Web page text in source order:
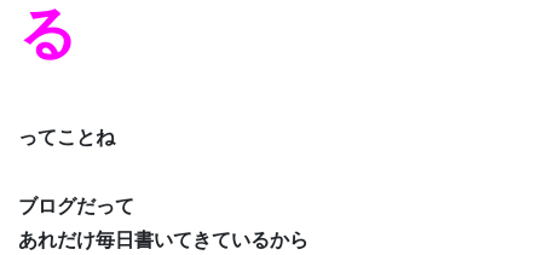
る
ってことね
ブログだって
あれだけ毎日書いてきているから